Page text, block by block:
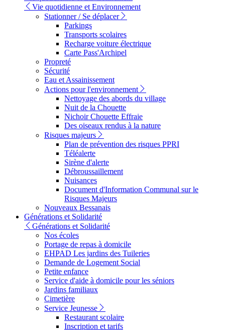
Vie quotidienne et Environnement
Stationner / Se déplacer
Parkings
Transports scolaires
Recharge voiture électrique
Carte Pass'Archipel
Propreté
Sécurité
Eau et Assainissement
Actions pour l'environnement
Nettoyage des abords du village
Nuit de la Chouette
Nichoir Chouette Effraie
Des oiseaux rendus à la nature
Risques majeurs
Plan de prévention des risques PPRI
Téléalerte
Sirène d'alerte
Débroussaillement
Nuisances
Document d'Information Communal sur le
Risques Majeurs
Nouveaux Bessanais
Générations et Solidarité
Générations et Solidarité
Nos écoles
Portage de repas à domicile
EHPAD Les jardins des Tuileries
Demande de Logement Social
Petite enfance
Service d'aide à domicile pour les séniors
Jardins familiaux
Cimetière
Service Jeunesse
Restaurant scolaire
Inscription et tarifs